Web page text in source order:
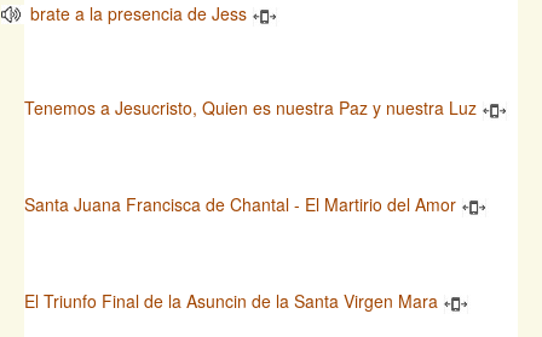
brate a la presencia de Jess
Tenemos a Jesucristo, Quien es nuestra Paz y nuestra Luz
Santa Juana Francisca de Chantal - El Martirio del Amor
El Triunfo Final de la Asuncin de la Santa Virgen Mara